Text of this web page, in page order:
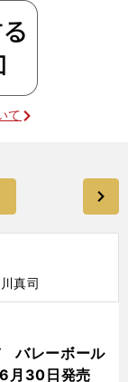
て
真司
バレーボール
30日発売